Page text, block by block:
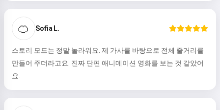
🍊 Sofia L.
스토리 모드는 정말 놀라워요. 제 가사를 바탕으로 전체 줄거리를
만들어 주더라고요. 진짜 단편 애니메이션 영화를 보는 것 같았어
요.